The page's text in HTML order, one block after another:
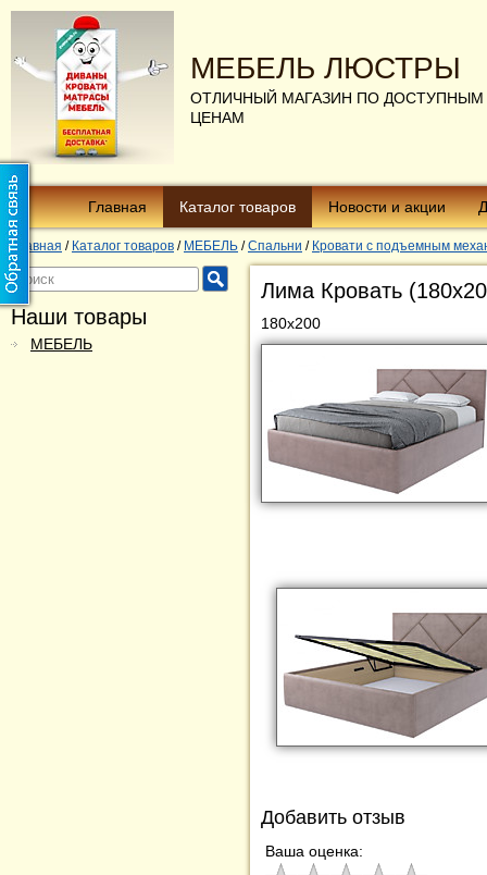
МЕБЕЛЬ ЛЮСТРЫ
ОТЛИЧНЫЙ МАГАЗИН ПО ДОСТУПНЫМ
ЦЕНАМ
Главная Каталог товаров Новости и акции
Главная / Каталог товаров / МЕБЕЛЬ / Спальни / Кровати с подъемным
Наши товары
МЕБЕЛЬ
Лима Кровать
180х200
Добавить отзыв
Ваша оценка: